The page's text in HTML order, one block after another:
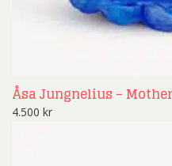
Åsa Jungnelius –
4.500 kr